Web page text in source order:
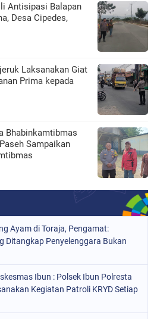
Antisipasi Balapan
Desa Cipedes,
Laksanakan Giat
Prima kepada
Bhabinkamtibmas
Sampaikan
Ayam di Toraja, Pengamat:
Ditangkap Penyelenggara Bukan
Ibun : Polsek Ibun Polresta
Kegiatan Patroli KRYD Setiap